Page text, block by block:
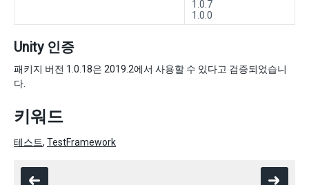
1.0.7
1.0.0
Unity 인증
패키지 버전 1.0.18은 2019.2에서 사용할 수 있다고 검증되었습니
다.
키워드
테스트, TestFramework